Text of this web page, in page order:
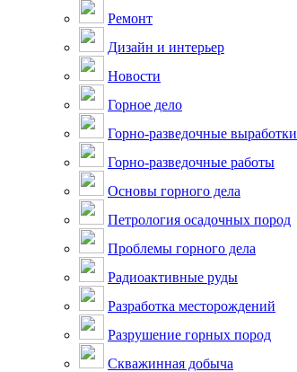
Ремонт
Дизайн и интерьер
Новости
Горное дело
Горно-разведочные выработки
Горно-разведочные работы
Основы горного дела
Петрология осадочных пород
Проблемы горного дела
Радиоактивные руды
Разработка месторождений
Разрушение горных пород
Скважинная добыча